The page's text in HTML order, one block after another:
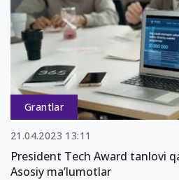
Grantlar
21.04.2023 13:11
President Tech Award tanlovi
Asosiy ma’lumotlar